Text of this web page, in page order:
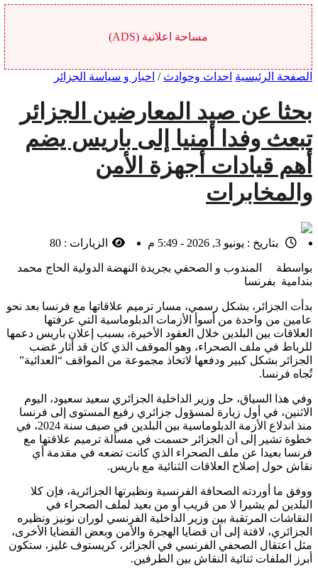
مساحة اعلانية (ADS)
الصفحة الرئيسية احداث وحوادث / اخبار و سياسة الجزائر
بحثا عن صيد المعارضين الجزائر
تبعث وفدا أمنيا إلى باريس يضم
أهم قيادات أجهزة الأمن
والمخابرات
بتاريخ : يونيو 3, 2026 - 5:49 م الزيارات : 80
بواسطة المندوب و الصحفي بجريدة النهضة الدولية الحاج محمد
بندامية بفرنسا
بدأت الجزائر، بشكل رسمي، مسار ترميم علاقاتها مع فرنسا بعد نحو
عامين من واحدة من أسوأ الأزمات الدبلوماسية التي عرفتها
العلاقات بين البلدين خلال العقود الأخيرة، بسبب إعلان باريس دعمها
للرباط في ملف الصحراء، وهو الموقف الذي كان قد أثار غضب
الجزائر بشكل كبير ودفعها لاتخاذ مجموعة من المواقف “العدائية”
تُجاه فرنسا.
وفي هذا السياق، حل وزير الداخلية الجزائري سعيد سعيود، اليوم
الاثنين، في أول زيارة لمسؤول جزائري رفيع المستوى إلى فرنسا
منذ اندلاع الأزمة الدبلوماسية بين البلدين في صيف سنة 2024، في
خطوة تشير إلى أن الجزائر حسمت في مسألة ترميم علاقتها مع
فرنسا بعيدا عن ملف الصحراء الذي كانت تضعه في مقدمة أي
نقاش حول إصلاح العلاقات الثنائية مع باريس.
ووفق ما أوردته الصحافة الفرنسية ونظيرتها الجزائرية، فإن كلا
البلدين لم يشيرا لا من قريب أو من بعيد لملف الصحراء في
النقاشات المرتقبة بين وزير الداخلية الفرنسي لوران نونيز ونظيره
الجزائري، لافتة إلى أن قضايا الهجرة والأمن وبعض القضايا الأخرى،
مثل اعتقال الصحفي الفرنسي في الجزائر، كريستوف غليز، ستكون
أبرز الملفات ثنائية النقاش بين الطرفين.